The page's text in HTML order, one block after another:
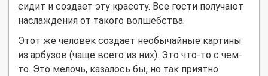
сидит и создает эту красоту. Все гости получают
наслаждения от такого волшебства.
Этот же человек создает необычайные картины
из арбузов (чаще всего из них). Это что-то с чем-
то. Это мелочь, казалось бы, но так приятно